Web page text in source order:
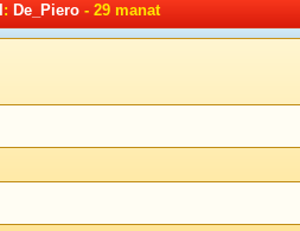
: De_Piero- 29 manat